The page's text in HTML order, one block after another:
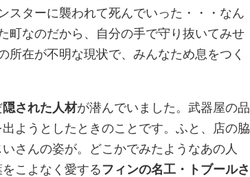
スターに襲われて死んでいった・・・なん
町なのだから、自分の手で守り抜いてみせ
在が不明な現状で、みんなため息をつく
隠された人材が潜んでいました。武器屋の品
ようとしたときのことです。ふと、店の脇
さんの姿が。どこかでみたようなあの人
こよなく愛するフィンの名工・トブールさ